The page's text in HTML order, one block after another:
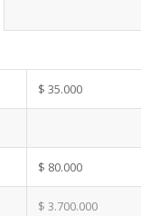
$ 35.000
$ 80.000
$ 3.700.000